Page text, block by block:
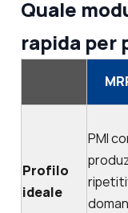
Quale
rapida per
Profilo
ideale
PMI